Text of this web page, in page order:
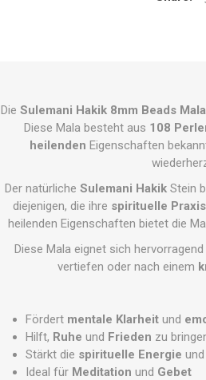
Die Sulemani Hakik 8mm Beads Mala
Diese Mala besteht aus 108
heilenden Eigenschaften
Der natürliche Sulemani Hakik Stein
diejenigen, die ihre spirituelle Praxis
heilenden Eigenschaften bietet die
Diese Mala eignet sich
vertiefen oder nach einem
Fördert mentale Klarheit und
Hilft, Ruhe und Frieden zu
Stärkt die spirituelle Energie
Ideal für Meditation und Gebet